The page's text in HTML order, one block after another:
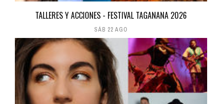
TALLERES Y ACCIONES - FESTIVAL TAGANANA 2026
SÁB 22 AGO